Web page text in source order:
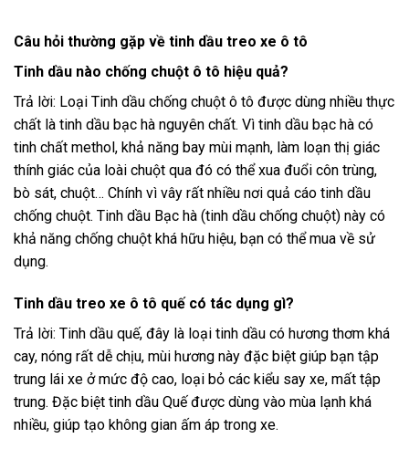
Câu hỏi thường gặp về tinh dầu treo xe ô tô
Tinh dầu nào chống chuột ô tô hiệu quả?
Trả lời: Loại Tinh dầu chống chuột ô tô được dùng nhiều thực
chất là tinh dầu bạc hà nguyên chất. Vì tinh dầu bạc hà có
tinh chất methol, khả năng bay mùi mạnh, làm loạn thị giác
thính giác của loài chuột qua đó có thể xua đuổi côn trùng,
bò sát, chuột… Chính vì vây rất nhiều nơi quả cáo tinh dầu
chống chuột. Tinh dầu Bạc hà (tinh dầu chống chuột) này có
khả năng chống chuột khá hữu hiệu, bạn có thể mua về sử
dụng.
Tinh dầu treo xe ô tô quế có tác dụng gì?
Trả lời: Tinh dầu quế, đây là loại tinh dầu có hương thơm khá
cay, nóng rất dễ chịu, mùi hương này đặc biệt giúp bạn tập
trung lái xe ở mức độ cao, loại bỏ các kiểu say xe, mất tập
trung. Đặc biệt tinh dầu Quế được dùng vào mùa lạnh khá
nhiều, giúp tạo không gian ấm áp trong xe.